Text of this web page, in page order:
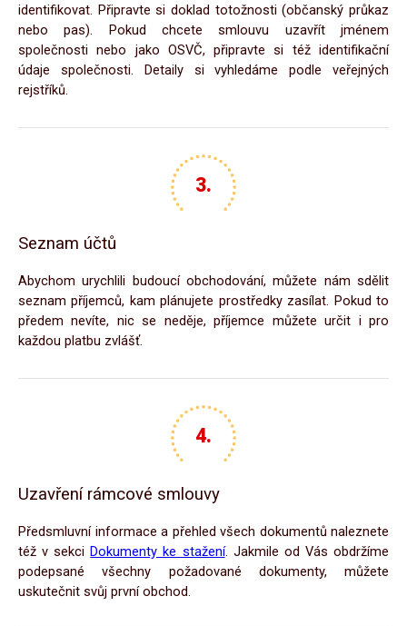
identifikovat. Připravte si doklad totožnosti (občanský průkaz
nebo pas). Pokud chcete smlouvu uzavřít jménem
společnosti nebo jako OSVČ, připravte si též identifikační
údaje společnosti. Detaily si vyhledáme podle veřejných
rejstříků.
Seznam účtů
Abychom urychlili budoucí obchodování, můžete nám sdělit
seznam příjemců, kam plánujete prostředky zasílat. Pokud to
předem nevíte, nic se neděje, příjemce můžete určit i pro
každou platbu zvlášť.
Uzavření rámcové smlouvy
Předsmluvní informace a přehled všech dokumentů naleznete
též v sekciDokumenty ke stažení. Jakmile od Vás obdržíme
podepsané všechny požadované dokumenty, můžete
uskutečnit svůj první obchod.